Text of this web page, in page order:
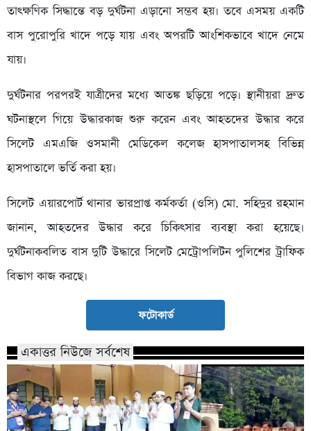
তাৎক্ষণিক সিদ্ধান্তে বড় দুর্ঘটনা এড়ানো সম্ভব হয়। তবে এসময় একটি
বাস পুরোপুরি খাদে পড়ে যায় এবং অপরটি আংশিকভাবে খাদে নেমে
যায়।
দুর্ঘটনার পরপরই যাত্রীদের মধ্যে আতঙ্ক ছড়িয়ে পড়ে। স্থানীয়রা দ্রুত
ঘটনাস্থলে গিয়ে উদ্ধারকাজ শুরু করেন এবং আহতদের উদ্ধার করে
সিলেট এমএজি ওসমানী মেডিকেল কলেজ হাসপাতালসহ বিভিন্ন
হাসপাতালে ভর্তি করা হয়।
সিলেট এয়ারপোর্ট থানার ভারপ্রাপ্ত কর্মকর্তা (ওসি) মো. সহিদুর রহমান
জানান, আহতদের উদ্ধার করে চিকিৎসার ব্যবস্থা করা হয়েছে।
দুর্ঘটনাকবলিত বাস দুটি উদ্ধারে সিলেট মেট্রোপলিটন পুলিশের ট্রাফিক
বিভাগ কাজ করছে।
ফটোকার্ড
একাত্তর নিউজে সর্বশেষ